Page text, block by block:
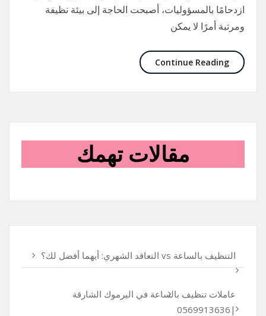
ازدحامًا بالمسؤوليات، أصبحت الحاجة إلى بيئة نظيفة
ومرتبة أمرًا لا يمكن
Continue Reading
مقالات تهمك
التنظيف بالساعة vs التعاقد الشهري: أيهما أفضل لك؟
عاملات تنظيف بالساعة في اليرموك الشارقة
|0569913636